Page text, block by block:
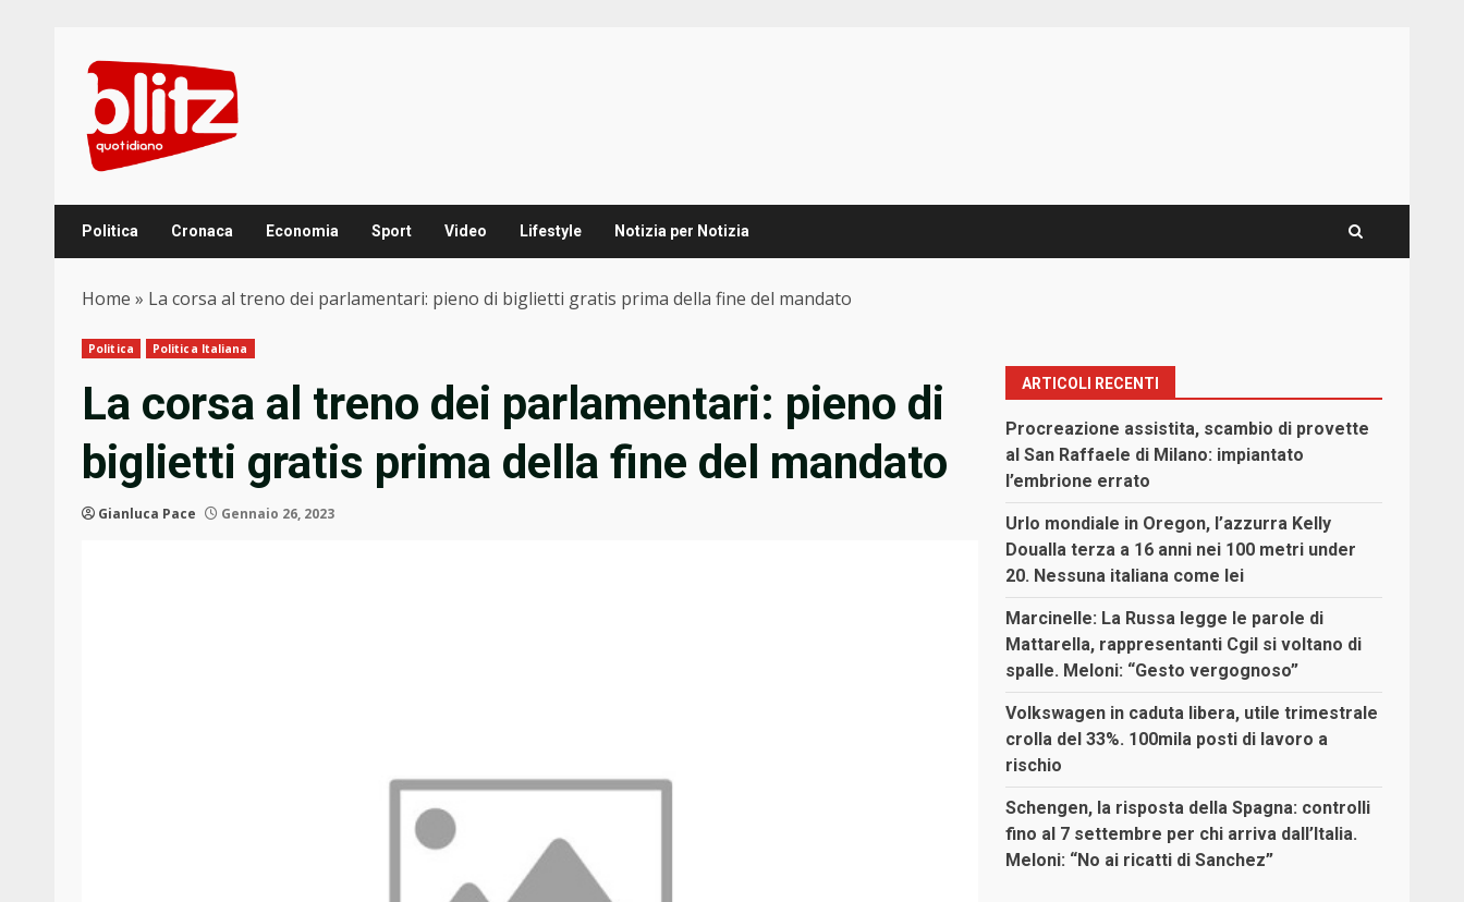
content
Politica Cronaca Economia Sport Video Lifestyle Notizia per Notizia
Home » La corsa al treno dei parlamentari: pieno di biglietti gratis prima della fine del mandato
Politica Politica Italiana
La corsa al treno dei parlamentari: pieno di
biglietti gratis prima della fine del mandato
Gianluca Pace Gennaio 26, 2023
ARTICOLI RECENTI
Procreazione assistita, scambio di provette
al San Raffaele di Milano: impiantato
l’embrione errato
Urlo mondiale in Oregon, l’azzurra Kelly
Doualla terza a 16 anni nei 100 metri under
20. Nessuna italiana come lei
Marcinelle: La Russa legge le parole di
Mattarella, rappresentanti Cgil si voltano di
spalle. Meloni: “Gesto vergognoso”
Volkswagen in caduta libera, utile trimestrale
crolla del 33%. 100mila posti di lavoro a
rischio
Schengen, la risposta della Spagna: controlli
fino al 7 settembre per chi arriva dall’Italia.
Meloni: “No ai ricatti di Sanchez”